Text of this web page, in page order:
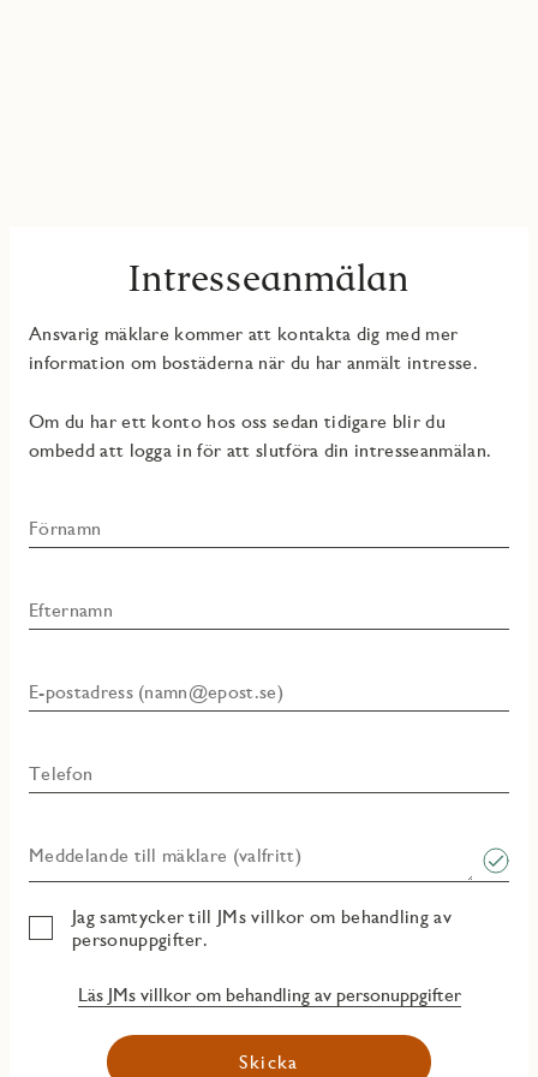
Intresseanmälan
Ansvarig mäklare kommer att kontakta dig med mer
information om bostäderna när du har anmält intresse.
Om du har ett konto hos oss sedan tidigare blir du
ombedd att logga in för att slutföra din intresseanmälan.
Förnamn
Efternamn
E-postadress (namn@epost.se)
Telefon
Meddelande till mäklare (valfritt)
Jag samtycker till JMs villkor om behandling av
personuppgifter.
Läs JMs villkor om behandling av personuppgifter
Skicka